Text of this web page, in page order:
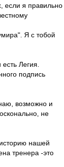
если я правильно
Я с тобой
Легия.
подпись
возможно и
не
нашей
тренера -это